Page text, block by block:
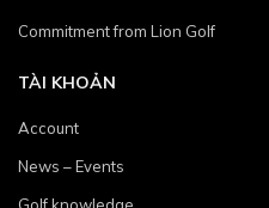
Commitment from Lion Golf
TÀI KHOẢN
Account
News – Events
Golf knowledge